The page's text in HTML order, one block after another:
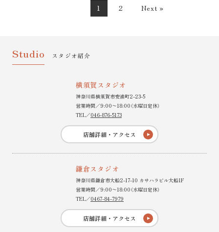
1 2 Next »
Studio スタジオ紹介
横須賀スタジオ
神奈川県横須賀市安浦町2-23-5
営業時間／9:00〜18:00（水曜日定休）
TEL／046-876-5173
店舗詳細・アクセス
鎌倉スタジオ
神奈川県鎌倉市大船2-17-10 カサハラビル大船1F
営業時間／9:00〜18:00（水曜日定休）
TEL／0467-84-7979
店舗詳細・アクセス